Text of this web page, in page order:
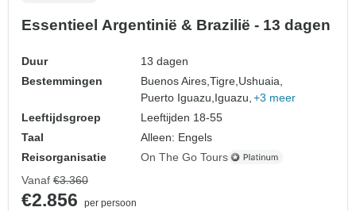
Essentieel Argentinië & Brazilië - 13 dagen
Duur
13 dagen
Bestemmingen
Buenos Aires,Tigre, Ushuaia,
Puerto Iguazu, Iguazu, +3 meer
Leeftijdsgroep
Leeftijden 18-55
Taal
Alleen: Engels
Reisorganisatie
On The Go Tours
Vanaf €3.360
€2.856
per persoon